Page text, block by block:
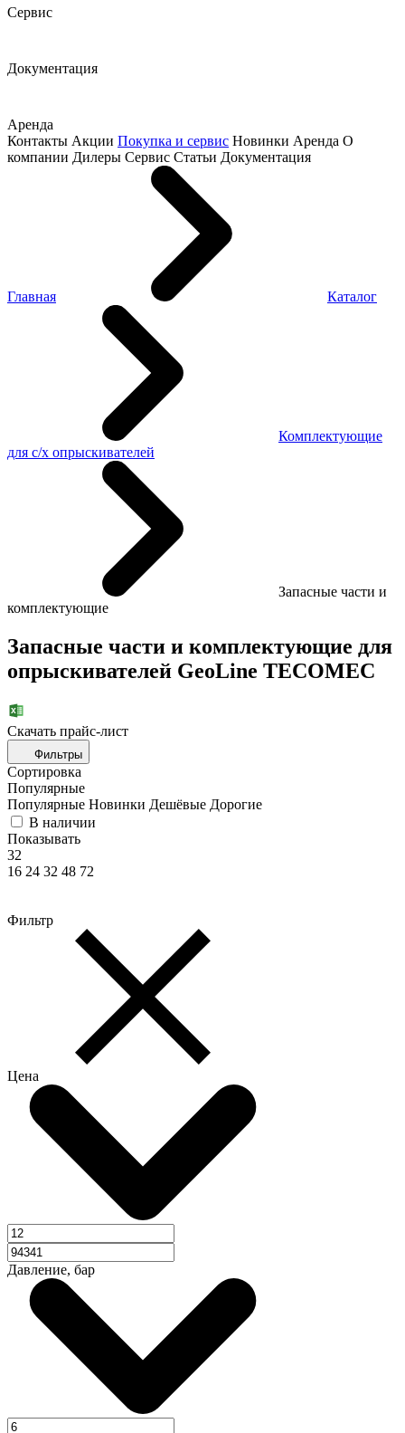
Сервис
Документация
Аренда
Контакты Акции Покупка и сервис Новинки Аренда О
компании Дилеры Сервис Статьи Документация
Главная Каталог
Комплектующие
для с/х опрыскивателей
Запасные части и
комплектующие
Запасные части и комплектующие для
опрыскивателей GeoLine TECOMEC
Скачать прайc-лист
Фильтры
Сортировка
Популярные
Популярные Новинки Дешёвые Дорогие
В наличии
Показывать
32
16 24 32 48 72
Фильтр
Цена
Давление, бар